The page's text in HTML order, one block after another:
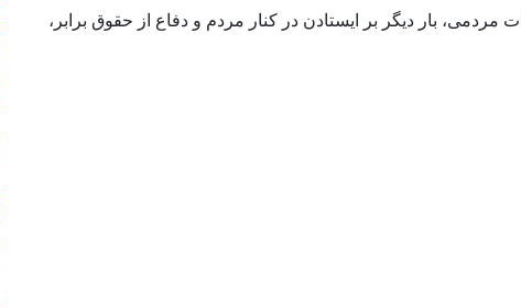
بار دیگر بر ایستادن در کنار مردم و دفاع از حقوق برابر،